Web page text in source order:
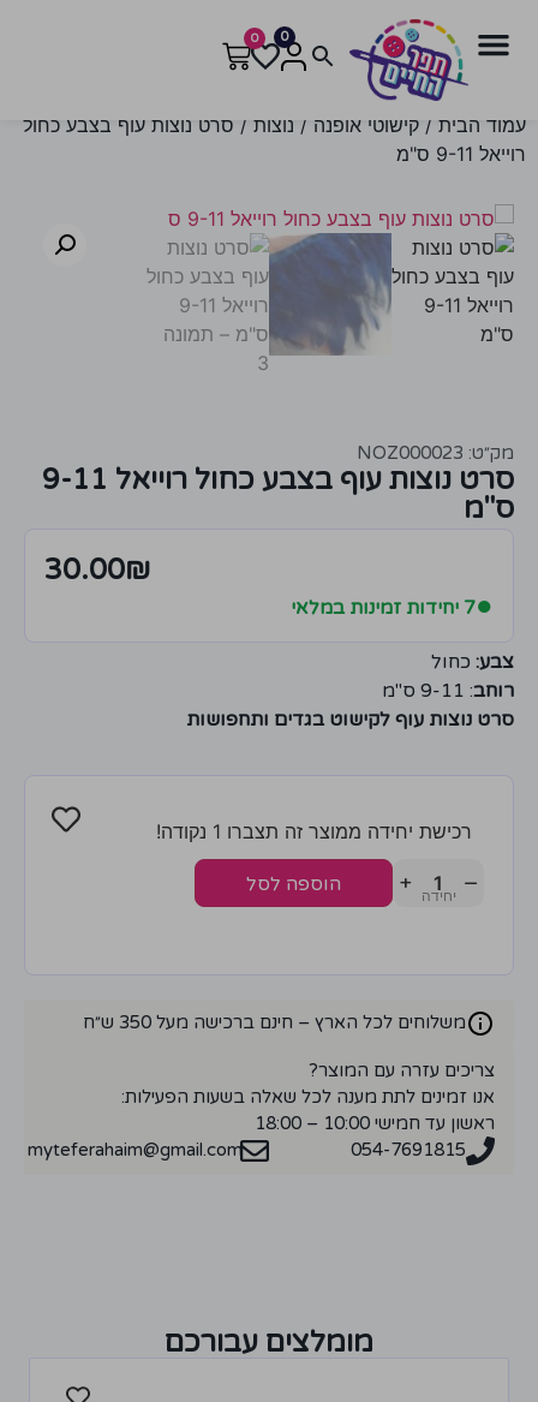
0
0
עמוד הבית / קישוטי אופנה / נוצות / סרט נוצות עוף בצבע כחול
רוייאל 9-11 ס"מ
מק״ט: NOZ000023
סרט נוצות עוף בצבע כחול רוייאל 9-11
ס"מ
30.00₪
●7 יחידות זמינות במלאי
צבע: כחול
רוחב: 9-11 ס"מ
סרט נוצות עוף לקישוט בגדים ותחפושות
רכישת יחידה ממוצר זה תצברו 1 נקודה!
−
+ הוספה לסל
משלוחים לכל הארץ – חינם ברכישה מעל 350 ש״ח
צריכים עזרה עם המוצר?
אנו זמינים לתת מענה לכל שאלה בשעות הפעילות:
ראשון עד חמישי 10:00 – 18:00
054-7691815
myteferahaim@gmail.com
מומלצים עבורכם